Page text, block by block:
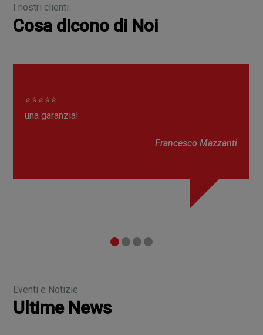
I nostri clienti
Cosa dicono di Noi
⭐⭐⭐⭐⭐
una garanzia!
Francesco Mazzanti
Eventi e Notizie
Ultime News